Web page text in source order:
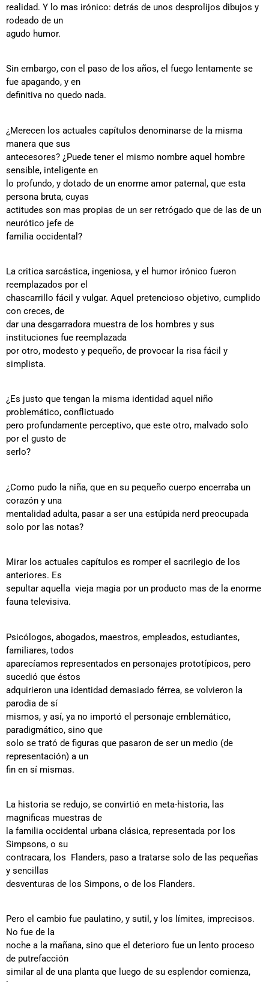
realidad. Y lo mas irónico: detrás de unos desprolijos dibujos y
rodeado de un
agudo humor.
Sin embargo, con el paso de los años, el fuego lentamente se
fue apagando, y en
definitiva no quedo nada.
¿Merecen los actuales capítulos denominarse de la misma
manera que sus
antecesores? ¿Puede tener el mismo nombre aquel hombre
sensible, inteligente en
lo profundo, y dotado de un enorme amor paternal, que esta
persona bruta, cuyas
actitudes son mas propias de un ser retrógado que de las de un
neurótico jefe de
familia occidental?
La critica sarcástica, ingeniosa, y el humor irónico fueron
reemplazados por el
chascarrillo fácil y vulgar. Aquel pretencioso objetivo, cumplido
con creces, de
dar una desgarradora muestra de los hombres y sus
instituciones fue reemplazada
por otro, modesto y pequeño, de provocar la risa fácil y
simplista.
¿Es justo que tengan la misma identidad aquel niño
problemático, conflictuado
pero profundamente perceptivo, que este otro, malvado solo
por el gusto de
serlo?
¿Como pudo la niña, que en su pequeño cuerpo encerraba un
corazón y una
mentalidad adulta, pasar a ser una estúpida nerd preocupada
solo por las notas?
Mirar los actuales capítulos es romper el sacrilegio de los
anteriores. Es
sepultar aquella vieja magia por un producto mas de la enorme
fauna televisiva.
Psicólogos, abogados, maestros, empleados, estudiantes,
familiares, todos
aparecíamos representados en personajes prototípicos, pero
sucedió que éstos
adquirieron una identidad demasiado férrea, se volvieron la
parodia de sí
mismos, y así, ya no importó el personaje emblemático,
paradigmático, sino que
solo se trató de figuras que pasaron de ser un medio (de
representación) a un
fin en sí mismas.
La historia se redujo, se convirtió en meta-historia, las
magnificas muestras de
la familia occidental urbana clásica, representada por los
Simpsons, o su
contracara, los Flanders, paso a tratarse solo de las pequeñas
y sencillas
desventuras de los Simpons, o de los Flanders.
Pero el cambio fue paulatino, y sutil, y los límites, imprecisos.
No fue de la
noche a la mañana, sino que el deterioro fue un lento proceso
de putrefacción
similar al de una planta que luego de su esplendor comienza,